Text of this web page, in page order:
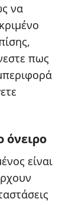
να
πως
όνειρο
είναι